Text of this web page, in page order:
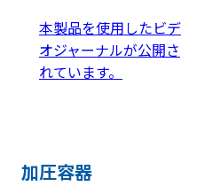
本製品を使用したビデ
オジャーナルが公開さ
れています。
加圧容器